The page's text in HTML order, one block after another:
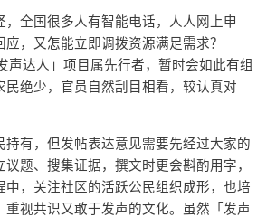
，全国很多人有智能电话，人人网上申
，又怎能立即调拨资源满足需求？
声达人」项目属先行者，暂时会如此有组
民绝少，官员自然刮目相看，较认真对
持有，但发帖表达意见需要先经过大家的
题、搜集证据，撰文时更会斟酌用字，
中，关注社区的活跃公民组织成形，也培
重视共识又敢于发声的文化。虽然「发声